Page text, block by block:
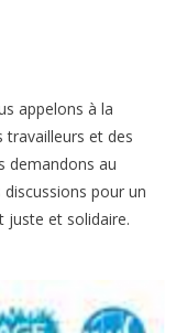
appelons à la
travailleurs et des
demandons au
pour un
juste et solidaire.